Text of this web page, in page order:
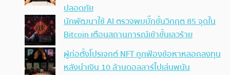
ปลอดภัย
นักพัฒนาใช้ AI ตรวจพบบั๊กขั้นวิกฤต 85 จุดใน
Bitcoin เตือนสถานการณ์เข้าขั้นเลวร้าย
ผู้ก่อตั้งโปรเจกต์ NFT ถูกฟ้องข้อหาหลอกลงทุน
หลังนำเงิน 10 ล้านดอลลาร์ไปเล่นพนัน